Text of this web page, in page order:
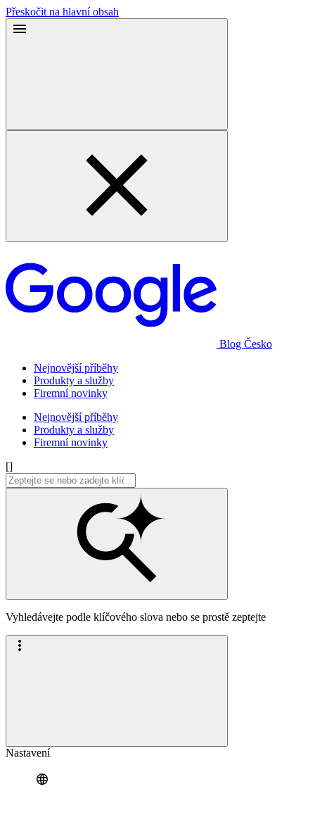
Přeskočit na hlavní obsah
Blog Česko
Nejnovější příběhy
Produkty a služby
Firemní novinky
Nejnovější příběhy
Produkty a služby
Firemní novinky
[]
Vyhledávejte podle klíčového slova nebo se prostě zeptejte
Nastavení